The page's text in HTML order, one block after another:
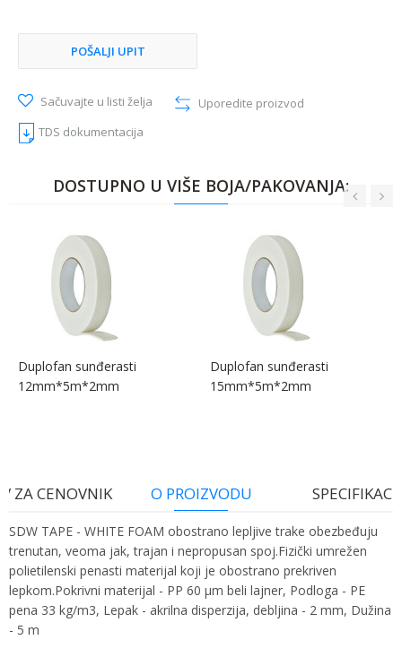
POŠALJI UPIT
Sačuvajte u listi želja
Uporedite proizvod
TDS dokumentacija
DOSTUPNO U VIŠE BOJA/PAKOVANJA:
Duplofan sunđerasti
12mm*5m*2mm
Duplofan sunđerasti
15mm*5m*2mm
ZA CENOVNIK O PROIZVODU
SDW TAPE - WHITE FOAM obostrano lepljive trake obezbeđuju
trenutan, veoma jak, trajan i nepropusan spoj.Fizički umrežen
polietilenski penasti materijal koji je obostrano prekriven
lepkom.Pokrivni materijal - PP 60 µm beli lajner, Podloga - PE
pena 33 kg/m3, Lepak - akrilna disperzija, debljina - 2 mm, Dužina
- 5 m